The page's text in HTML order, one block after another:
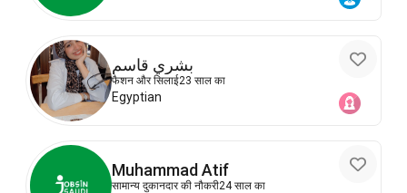
بشري قاسم
फैशन और सिलाई23 साल का
Egyptian
Muhammad Atif
सामान्य दुकानदार की नौकरी24 साल का